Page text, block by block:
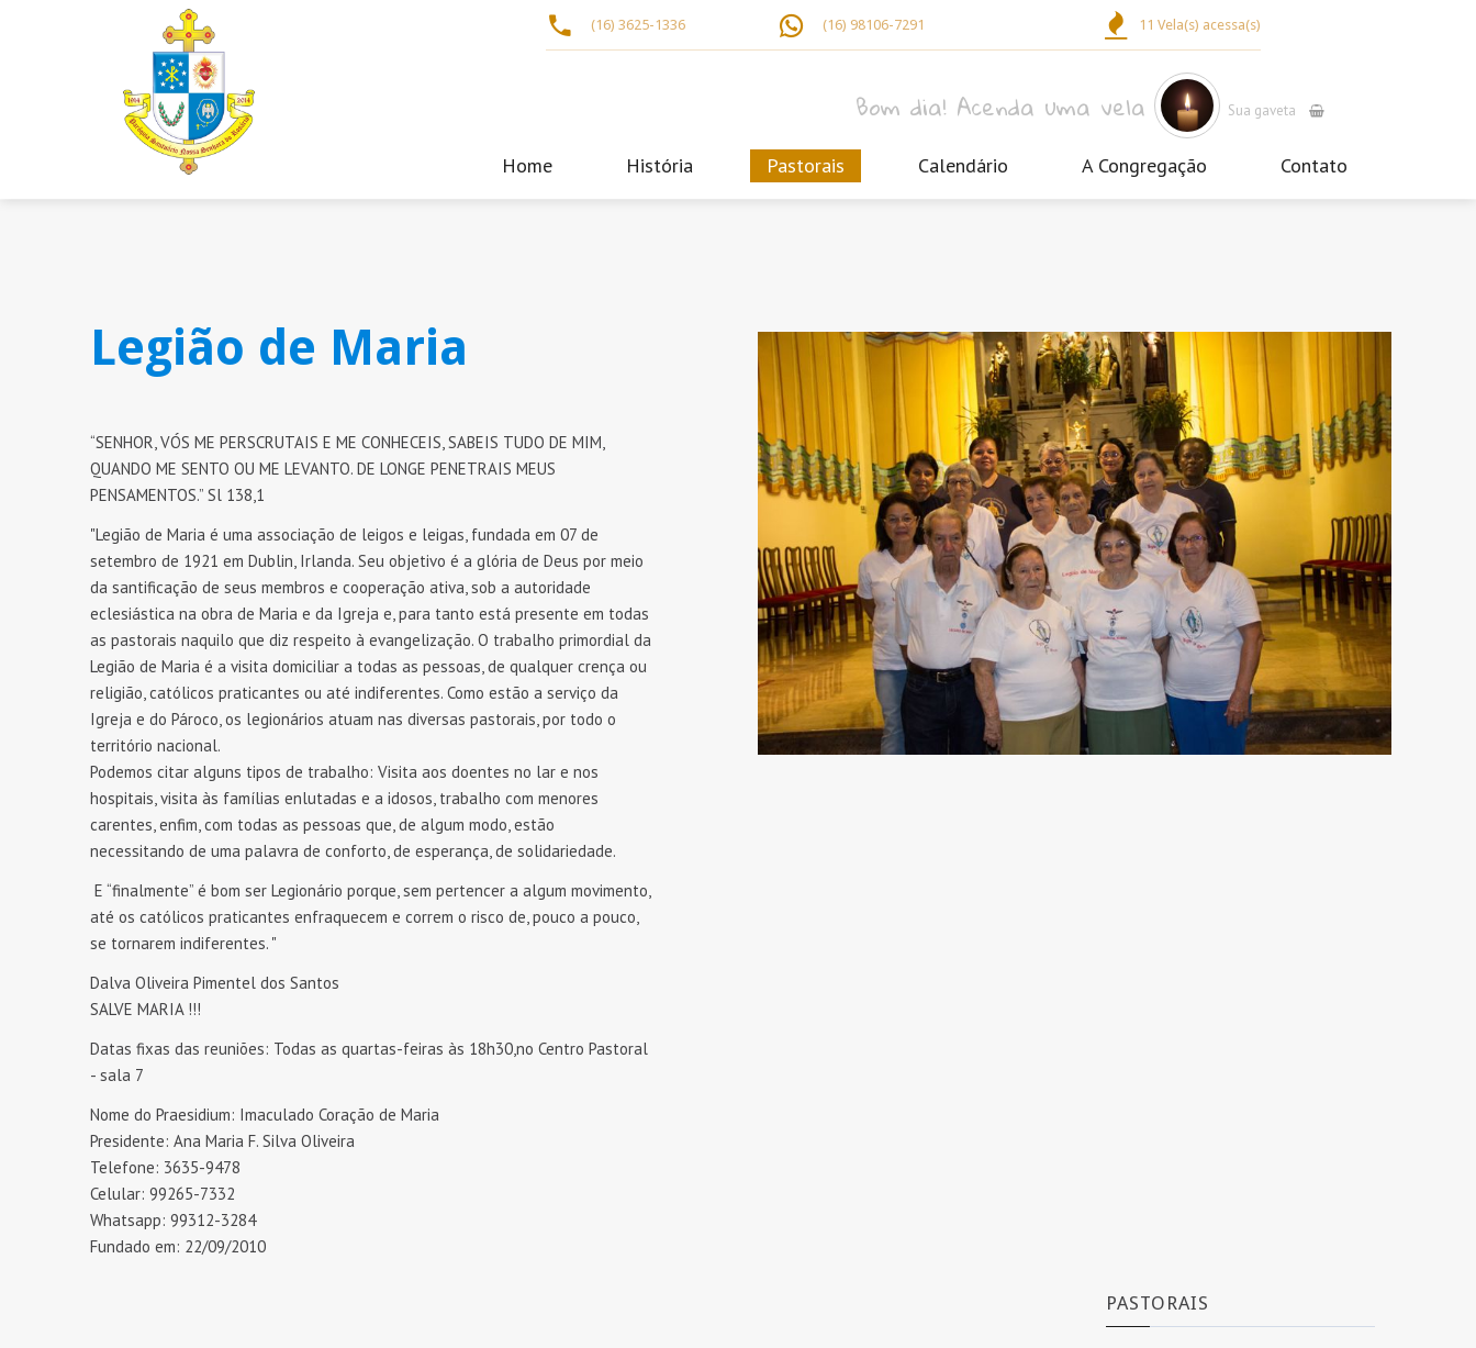
(16) 3625-1336 (16) 98106-7291 11 Vela(s) acessa(s)
Bom dia! Acenda uma vela Sua gaveta
Home História Pastorais Calendário A Congregação Contato
Legião de Maria
“SENHOR, VÓS ME PERSCRUTAIS E ME CONHECEIS, SABEIS TUDO DE MIM,
QUANDO ME SENTO OU ME LEVANTO. DE LONGE PENETRAIS MEUS
PENSAMENTOS.” Sl 138,1
"Legião de Maria é uma associação de leigos e leigas, fundada em 07 de
setembro de 1921 em Dublin, Irlanda. Seu objetivo é a glória de Deus por meio
da santificação de seus membros e cooperação ativa, sob a autoridade
eclesiástica na obra de Maria e da Igreja e, para tanto está presente em todas
as pastorais naquilo que diz respeito à evangelização. O trabalho primordial da
Legião de Maria é a visita domiciliar a todas as pessoas, de qualquer crença ou
religião, católicos praticantes ou até indiferentes. Como estão a serviço da
Igreja e do Pároco, os legionários atuam nas diversas pastorais, por todo o
território nacional.
Podemos citar alguns tipos de trabalho: Visita aos doentes no lar e nos
hospitais, visita às famílias enlutadas e a idosos, trabalho com menores
carentes, enfim, com todas as pessoas que, de algum modo, estão
necessitando de uma palavra de conforto, de esperança, de solidariedade.
E “finalmente” é bom ser Legionário porque, sem pertencer a algum movimento,
até os católicos praticantes enfraquecem e correm o risco de, pouco a pouco,
se tornarem indiferentes. "
Dalva Oliveira Pimentel dos Santos
SALVE MARIA !!!
Datas fixas das reuniões: Todas as quartas-feiras às 18h30,no Centro Pastoral
- sala 7
Nome do Praesidium: Imaculado Coração de Maria
Presidente: Ana Maria F. Silva Oliveira
Telefone: 3635-9478
Celular: 99265-7332
Whatsapp: 99312-3284
Fundado em: 22/09/2010
PASTORAIS